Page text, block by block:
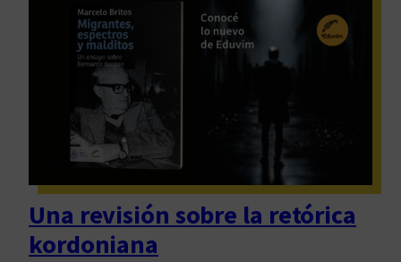
Una revisión sobre la retórica
kordoniana